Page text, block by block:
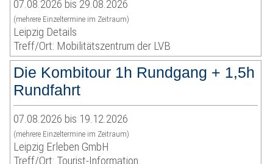
07.08.2026 bis 29.08.2026
(mehrere Einzeltermine im Zeitraum)
Leipzig Details
Treff/Ort: Mobilitätszentrum der LVB
Die Kombitour 1h Rundgang + 1,5h
Rundfahrt
07.08.2026 bis 19.12.2026
(mehrere Einzeltermine im Zeitraum)
Leipzig Erleben GmbH
Treff/Ort: Tourist-Information